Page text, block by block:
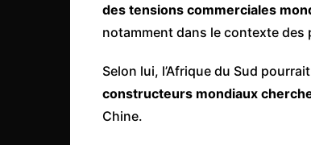
des tensions commerciales
notamment dans le contexte
Selon lui, l’Afrique du Sud
constructeurs mondiaux
Chine.